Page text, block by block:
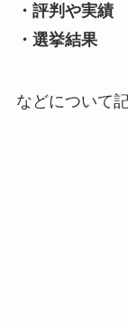
・評判や実績
・選挙結果
などについて